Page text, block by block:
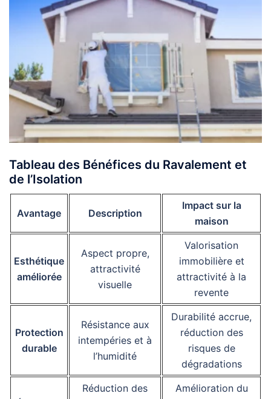
Tableau des Bénéfices du Ravalement et
de l’Isolation
Avantage Description
Impact sur la
maison
Esthétique
améliorée
Aspect propre,
attractivité
visuelle
Valorisation
immobilière et
attractivité à la
revente
Protection
durable
Résistance aux
intempéries et à
l’humidité
Durabilité accrue,
réduction des
risques de
dégradations
Réduction des
Amélioration du